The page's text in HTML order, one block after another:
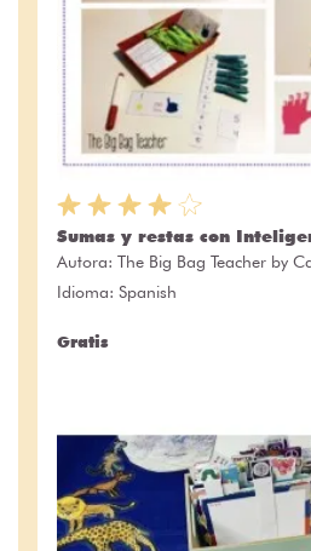
Sumas y restas con
Autora: The Big Bag Teacher by
Idioma: Spanish
Gratis